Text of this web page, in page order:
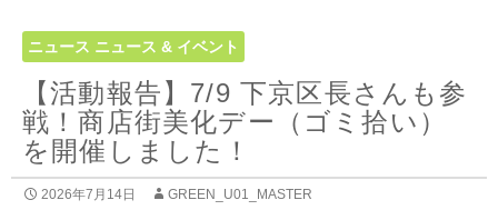
ニュース ニュース & イベント
【活動報告】7/9 下京区長さんも参
戦！商店街美化デー（ゴミ拾い）
を開催しました！
2026年7月14日 GREEN_U01_MASTER